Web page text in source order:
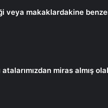
makaklardakine benzer
miras almış